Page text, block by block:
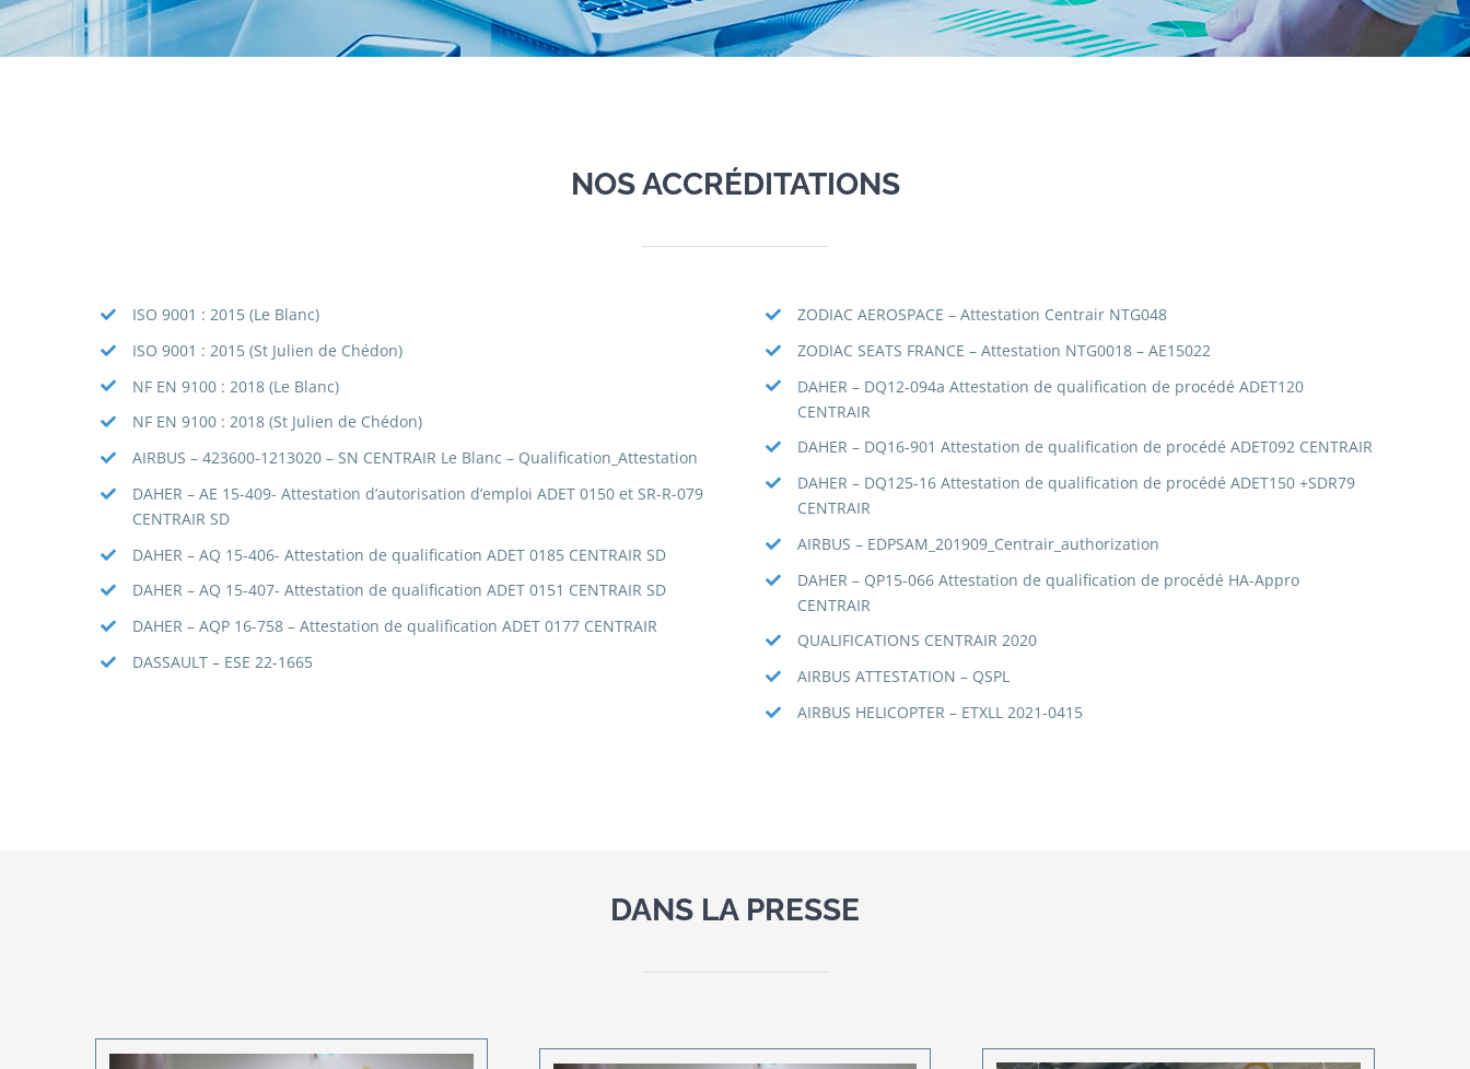
NOS ACCRÉDITATIONS
ISO 9001 : 2015 (Le Blanc)
ISO 9001 : 2015 (St Julien de Chédon)
NF EN 9100 : 2018 (Le Blanc)
NF EN 9100 : 2018 (St Julien de Chédon)
AIRBUS – 423600-1213020 – SN CENTRAIR Le Blanc – Qualification_Attestation
DAHER – AE 15-409- Attestation d’autorisation d’emploi ADET 0150 et SR-R-079
CENTRAIR SD
DAHER – AQ 15-406- Attestation de qualification ADET 0185 CENTRAIR SD
DAHER – AQ 15-407- Attestation de qualification ADET 0151 CENTRAIR SD
DAHER – AQP 16-758 – Attestation de qualification ADET 0177 CENTRAIR
DASSAULT – ESE 22-1665
ZODIAC AEROSPACE – Attestation Centrair NTG048
ZODIAC SEATS FRANCE – Attestation NTG0018 – AE15022
DAHER – DQ12-094a Attestation de qualification de procédé ADET120
CENTRAIR
DAHER – DQ16-901 Attestation de qualification de procédé ADET092 CENTRAIR
DAHER – DQ125-16 Attestation de qualification de procédé ADET150 +SDR79
CENTRAIR
AIRBUS – EDPSAM_201909_Centrair_authorization
DAHER – QP15-066 Attestation de qualification de procédé HA-Appro
CENTRAIR
QUALIFICATIONS CENTRAIR 2020
AIRBUS ATTESTATION – QSPL
AIRBUS HELICOPTER – ETXLL 2021-0415
DANS LA PRESSE